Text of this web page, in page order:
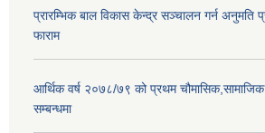
प्रारम्भिक बाल विकास केन्द्र सञ्चालन गर्न अनुमति
फाराम
आर्थिक वर्ष २०७८/७९ को प्रथम चौमासिक,सामाजिक
सम्बन्धमा